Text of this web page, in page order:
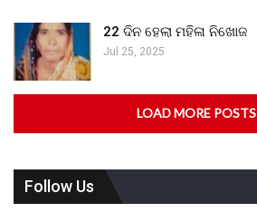
22 ଦିନ ହେଲା ମହିଳା ନିଖୋଜ
Jul 25, 2025
LOAD MORE POSTS
Follow Us